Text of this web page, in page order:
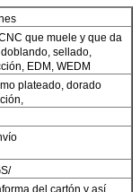
que muele y que da
sellado,
EDM, WEDM
plateado, dorado
del cartón y así